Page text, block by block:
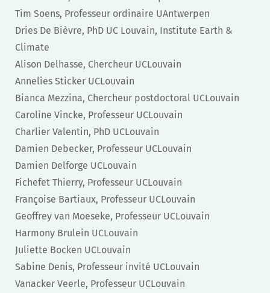
Tim Soens, Professeur ordinaire UAntwerpen
Dries De Bièvre, PhD UC Louvain, Institute Earth &
Climate
Alison Delhasse, Chercheur UCLouvain
Annelies Sticker UCLouvain
Bianca Mezzina, Chercheur postdoctoral UCLouvain
Caroline Vincke, Professeur UCLouvain
Charlier Valentin, PhD UCLouvain
Damien Debecker, Professeur UCLouvain
Damien Delforge UCLouvain
Fichefet Thierry, Professeur UCLouvain
Françoise Bartiaux, Professeur UCLouvain
Geoffrey van Moeseke, Professeur UCLouvain
Harmony Brulein UCLouvain
Juliette Bocken UCLouvain
Sabine Denis, Professeur invité UCLouvain
Vanacker Veerle, Professeur UCLouvain